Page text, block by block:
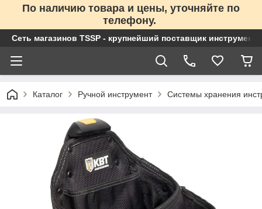
По наличию товара и цены, уточняйте по
телефону.
Сеть магазинов TSSP - крупнейший поставщик
Каталог Ручной инструмент Системы хранения